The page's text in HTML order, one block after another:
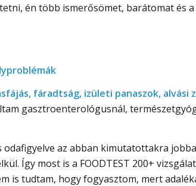
én több ismerősömet, barátomat és
fáradtság, izületi panaszok,
gasztroenterológusnál,
odafigyelve az abban kimutatottakra
Így most is a FOODTEST 200+
is tudtam, hogy fogyasztom, mert